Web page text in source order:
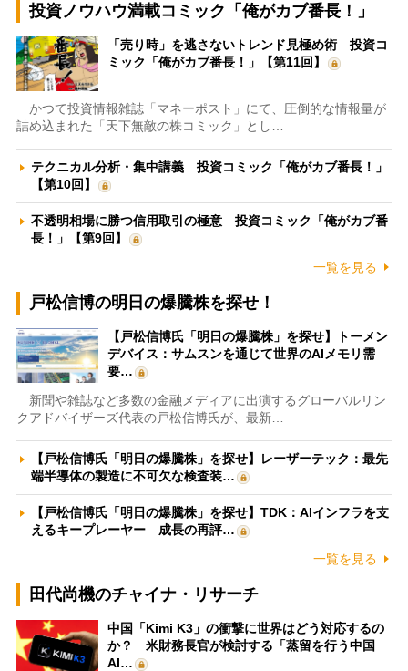
投資ノウハウ満載コミック「俺がカブ番長！」
「売り時」を逃さないトレンド見極め術 投資コ
ミック「俺がカブ番長！」【第11回】
かつて投資情報雑誌「マネーポスト」にて、圧倒的な情報量が
詰め込まれた「天下無敵の株コミック」とし…
テクニカル分析・集中講義 投資コミック「俺がカブ番長！」
【第10回】
不透明相場に勝つ信用取引の極意 投資コミック「俺がカブ番
長！」【第9回】
一覧を見る
戸松信博の明日の爆騰株を探せ！
【戸松信博氏「明日の爆騰株」を探せ】トーメン
デバイス：サムスンを通じて世界のAIメモリ需
要…
新聞や雑誌など多数の金融メディアに出演するグローバルリン
クアドバイザーズ代表の戸松信博氏が、最新…
【戸松信博氏「明日の爆騰株」を探せ】レーザーテック：最先
端半導体の製造に不可欠な検査装…
【戸松信博氏「明日の爆騰株」を探せ】TDK：AIインフラを支
えるキープレーヤー 成長の再評…
一覧を見る
田代尚機のチャイナ・リサーチ
中国「Kimi K3」の衝撃に世界はどう対応するの
か？ 米財務長官が検討する「蒸留を行う中国
AI…